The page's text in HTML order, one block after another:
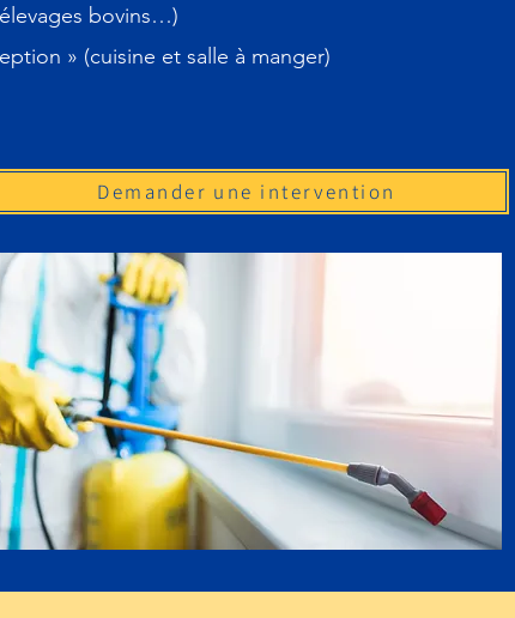
bovins…)
» (cuisine et salle à manger)
Demander une intervention